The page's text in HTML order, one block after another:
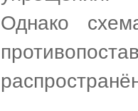
Однако